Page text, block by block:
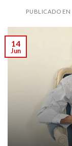
PUBLICADO EN
14
Jun